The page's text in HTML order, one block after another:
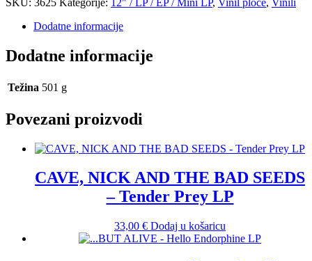
Dodatne informacije
Dodatne informacije
Težina 501 g
Povezani proizvodi
CAVE, NICK AND THE BAD SEEDS
– Tender Prey LP
33,00 € Dodaj u košaricu